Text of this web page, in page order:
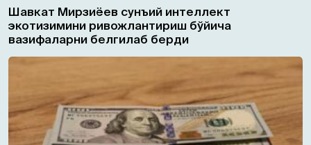
Шавкат Мирзиёев сунъий интеллект
экотизимини ривожлантириш бўйича
вазифаларни белгилаб берди